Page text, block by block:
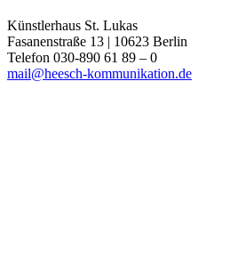
Künstlerhaus St. Lukas
Fasanenstraße 13 | 10623 Berlin
Telefon 030-890 61 89 – 0
mail@heesch-kommunikation.de